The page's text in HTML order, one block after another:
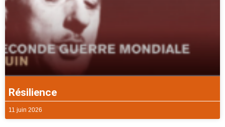
Résilience
11 juin 2026